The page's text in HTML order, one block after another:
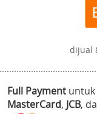
dijual
Full Payment
MasterCard, JCB,